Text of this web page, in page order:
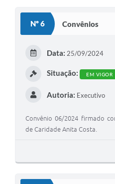
Nº 6 Convênios
Data: 25/09/2024
Situação: EM VIGOR
Autoria: Executivo
Convênio 06/2024 firmado
de Caridade Anita Costa.